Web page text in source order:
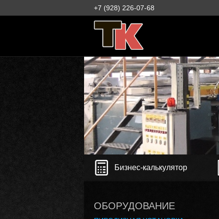
+7 (928) 226-07-68
Бизнес-калькулятор
ОБОРУДОВАНИЕ